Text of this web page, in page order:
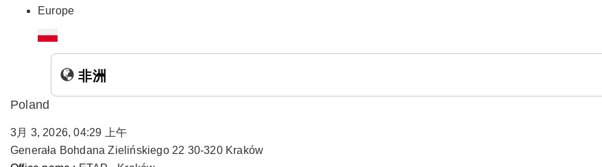
Europe
非洲
Poland
3月 3, 2026, 04:29 上午
Generała Bohdana Zielińskiego 22 30-320 Kraków